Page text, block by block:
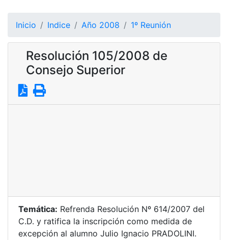
Inicio Indice Año 2008 1º Reunión
Resolución 105/2008 de
Consejo Superior
Temática: Refrenda Resolución Nº 614/2007 del
C.D. y ratifica la inscripción como medida de
excepción al alumno Julio Ignacio PRADOLINI.